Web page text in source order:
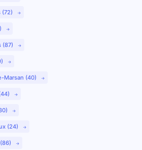
(72)
(87)
Marsan (40)
(24)